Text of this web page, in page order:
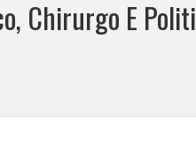
Chirurgo E